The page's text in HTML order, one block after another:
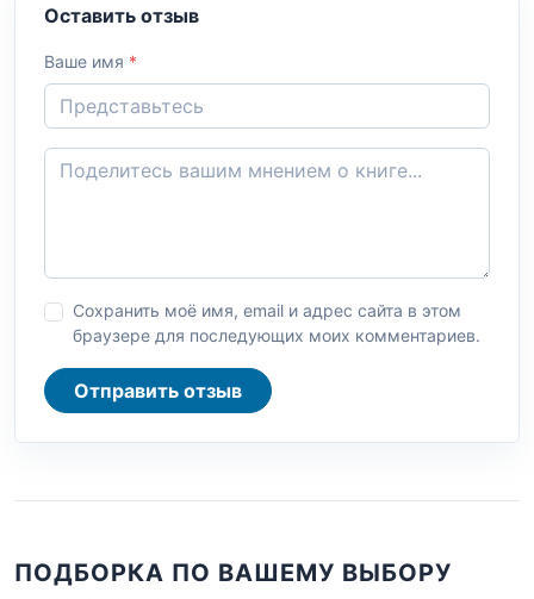
Оставить отзыв
Ваше имя *
Сохранить моё имя, email и адрес сайта в этом
браузере для последующих моих комментариев.
Отправить отзыв
ПОДБОРКА ПО ВАШЕМУ ВЫБОРУ